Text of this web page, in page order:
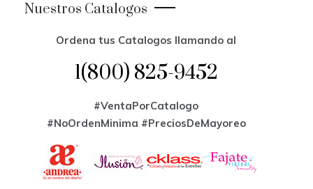
Nuestros Catalogos
Ordena tus Catalogos llamando al
1(800) 825-9452
#VentaPorCatalogo
#NoOrdenMinima #PreciosDeMayoreo